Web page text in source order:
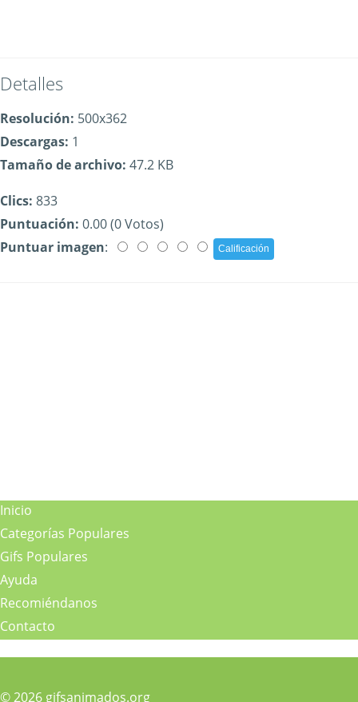
Detalles
Resolución: 500x362
Descargas: 1
Tamaño de archivo: 47.2 KB
Clics: 833
Puntuación: 0.00 (0 Votos)
Puntuar imagen:
Inicio
Categorías Populares
Gifs Populares
Ayuda
Recomiéndanos
Contacto
© 2026 gifsanimados.org